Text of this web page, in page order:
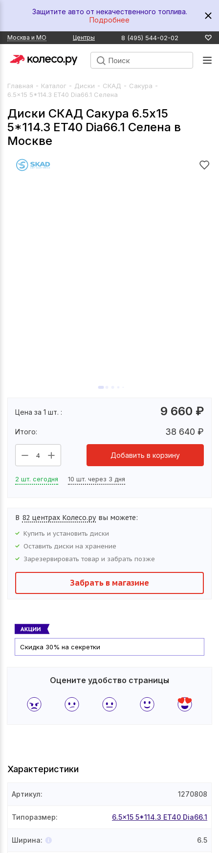
Защитите авто от некачественного топлива.
Подробнее
Москва и МО Центры 8 (495) 544-02-02
Главная - Каталог - Диски - СКАД - Сакура -
6.5x15 5*114.3 ET40 Dia66.1 Селена
Диски СКАД Сакура 6.5x15
5*114.3 ET40 Dia66.1 Селена в
Москве
Цена за 1 шт. : 9 660 ₽
Итого: 38 640 ₽
4 Добавить в корзину
2 шт. сегодня 10 шт. через 3 дня
В 82 центрах Колесо.ру вы можете:
Купить и установить диски
Оставить диски на хранение
Зарезервировать товар и забрать позже
Забрать в магазине
Скидка 30% на секретки
Оцените удобство страницы
Характеристики
Артикул: 1270808
Типоразмер: 6.5x15 5*114.3 ET40 Dia66.1
Ширина: 6.5